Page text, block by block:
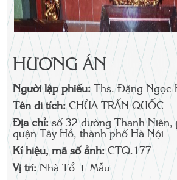
HƯƠNG ÁN
Người lập phiếu: Ths. Đặng Ngọc
Tên di tích:CHÙA TRẤN QUỐC
Địa chỉ:số 32 đường Thanh Niên,
quận Tây Hồ, thành phố Hà Nội
Kí hiệu, mã số ảnh:CTQ.177
Vị trí:Nhà Tổ + Mẫu